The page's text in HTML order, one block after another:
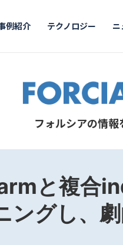
例紹介 テクノロジー ニ
フォルシアの情
と複合
ングし、